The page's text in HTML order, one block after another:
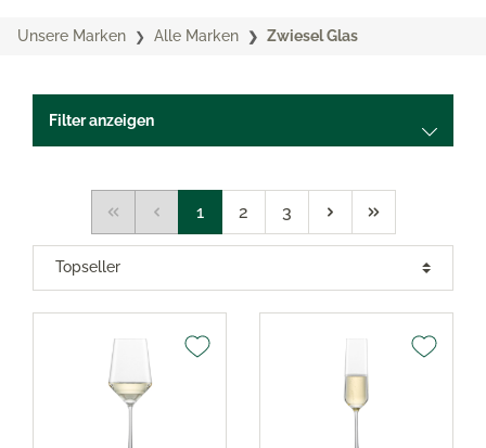
Unsere Marken Alle Marken Zwiesel Glas
Filter anzeigen
1 2 3